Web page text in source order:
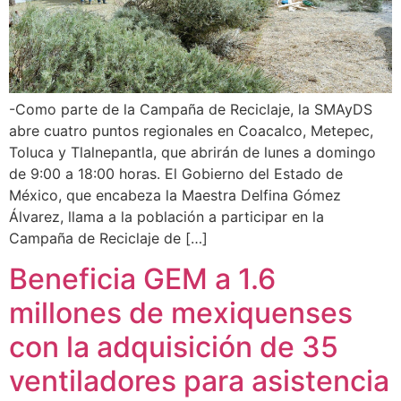
-Como parte de la Campaña de Reciclaje, la SMAyDS
abre cuatro puntos regionales en Coacalco, Metepec,
Toluca y Tlalnepantla, que abrirán de lunes a domingo
de 9:00 a 18:00 horas. El Gobierno del Estado de
México, que encabeza la Maestra Delfina Gómez
Álvarez, llama a la población a participar en la
Campaña de Reciclaje de […]
Beneficia GEM a 1.6
millones de mexiquenses
con la adquisición de 35
ventiladores para asistencia